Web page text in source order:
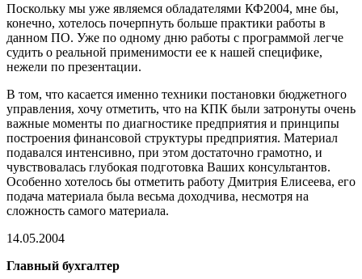
Поскольку мы уже являемся обладателями КФ2004, мне бы,
конечно, хотелось почерпнуть больше практики работы в
данном ПО. Уже по одному дню работы с программой легче
судить о реальной применимости ее к нашей специфике,
нежели по презентации.
В том, что касается именно техники постановки бюджетного
управления, хочу отметить, что на КПК были затронуты очень
важные моменты по диагностике предприятия и принципы
построения финансовой структуры предприятия. Материал
подавался интенсивно, при этом достаточно грамотно, и
чувствовалась глубокая подготовка Ваших консультантов.
Особенно хотелось бы отметить работу Дмитрия Елисеева, его
подача материала была весьма доходчива, несмотря на
сложность самого материала.
14.05.2004
Главный бухгалтер